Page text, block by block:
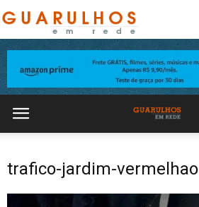
trafico-jardim-vermelhao